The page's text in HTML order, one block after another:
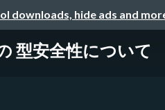
downloads, hide ads and
型安全性について